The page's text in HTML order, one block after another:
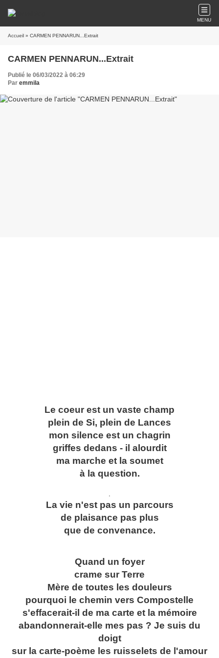
MENU
Accueil » CARMEN PENNARUN...Extrait
CARMEN PENNARUN...Extrait
Publié le 06/03/2022 à 06:29
Par emmila
Le coeur est un vaste champ
plein de Si, plein de Lances
mon silence est un chagrin
griffes dedans - il alourdit
ma marche et la soumet
à la question.
La vie n'est pas un parcours
de plaisance pas plus
que de convenance.
Quand un foyer
crame sur Terre
Mère de toutes les douleurs
pourquoi le chemin vers Compostelle
s'effacerait-il de ma carte et la mémoire
abandonnerait-elle mes pas ? Je suis du
doigt
sur la carte-poème les ruisselets de l'amour